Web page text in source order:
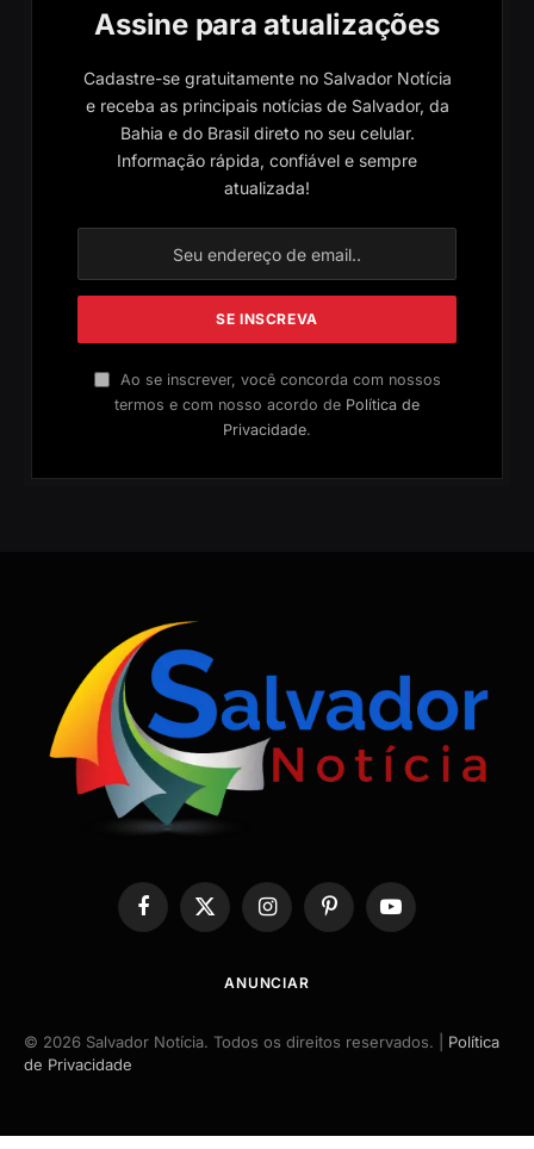
Assine para atualizações
Cadastre-se gratuitamente no Salvador Notícia
e receba as principais notícias de Salvador, da
Bahia e do Brasil direto no seu celular.
Informação rápida, confiável e sempre
atualizada!
Ao se inscrever, você concorda com nossos
termos e com nosso acordo de Política de
Privacidade.
Facebook
X
InstagramPinterestYouTube
ANUNCIAR
© 2026 Salvador Notícia. Todos os direitos reservados. | Política
de Privacidade